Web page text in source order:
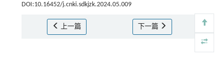
DOI:10.16452/j.cnki.sdkjzk.2024.05.009
上一篇 下一篇